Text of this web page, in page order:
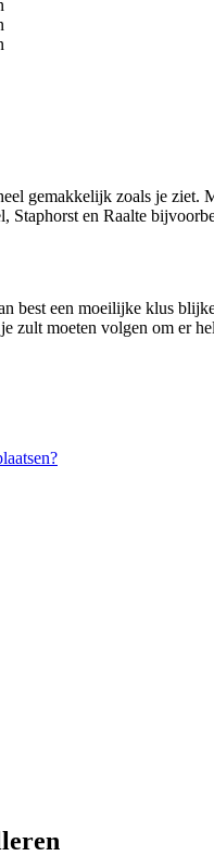
gemakkelijk zoals je ziet.
en Raalte
best een moeilijke klus
zult moeten volgen om